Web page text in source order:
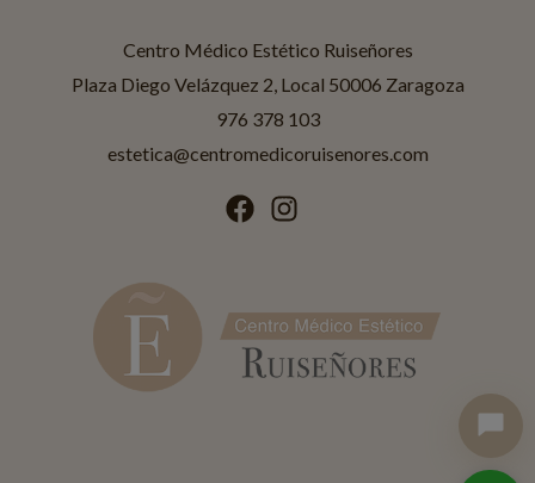
Centro Médico Estético Ruiseñores
Plaza Diego Velázquez 2, Local 50006 Zaragoza
976 378 103
estetica@centromedicoruisenores.com
¡Hola! Soy Jessica
Asistente IA deRuiseñores Estética.
Tratamientos Promociones